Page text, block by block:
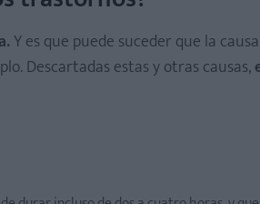
Y es que puede suceder que la
Descartadas estas y otras causas,